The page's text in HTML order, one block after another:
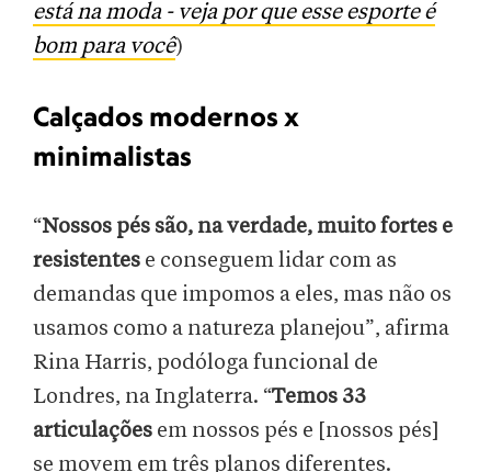
está na moda - veja por que esse esporte é
bom para você)
Calçados modernos x
minimalistas
“Nossos pés são, na verdade, muito fortes e
resistentes e conseguem lidar com as
demandas que impomos a eles, mas não os
usamos como a natureza planejou”, afirma
Rina Harris, podóloga funcional de
Londres, na Inglaterra. “Temos 33
articulações em nossos pés e [nossos pés]
se movem em três planos diferentes.